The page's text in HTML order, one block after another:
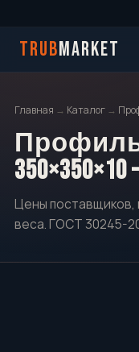
TRUBMARKET
Главная → Каталог →
Цены поставщиков,
веса. ГОСТ 30245-